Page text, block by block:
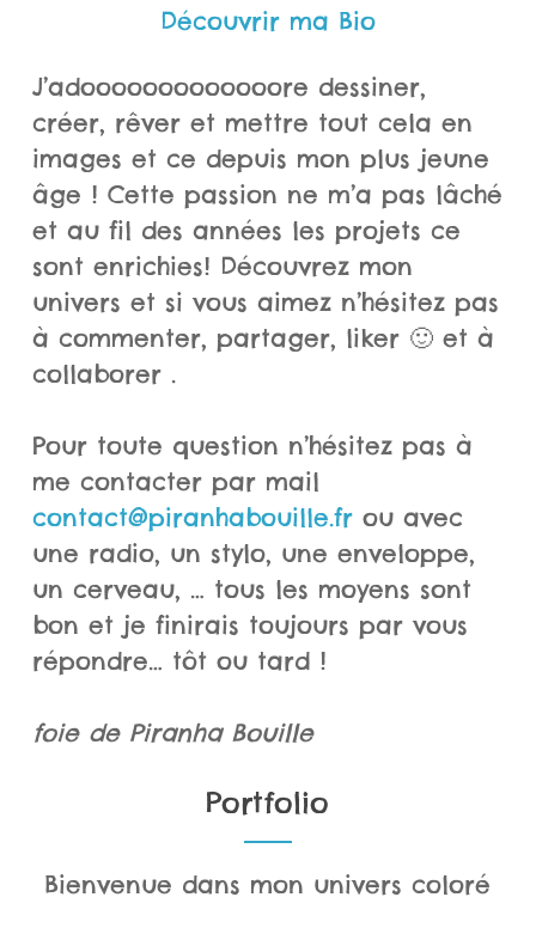
Découvrir ma Bio
J’adooooooooooooore dessiner,
créer, rêver et mettre tout cela en
images et ce depuis mon plus jeune
âge ! Cette passion ne m’a pas lâché
et au fil des années les projets ce
sont enrichies! Découvrez mon
univers et si vous aimez n’hésitez pas
à commenter, partager, liker 🙂 et à
collaborer .
Pour toute question n’hésitez pas à
me contacter par mail
contact@piranhabouille.frou avec
une radio, un stylo, une enveloppe,
un cerveau, … tous les moyens sont
bon et je finirais toujours par vous
répondre… tôt ou tard !
foie de Piranha Bouille
Portfolio
Bienvenue dans mon univers coloré